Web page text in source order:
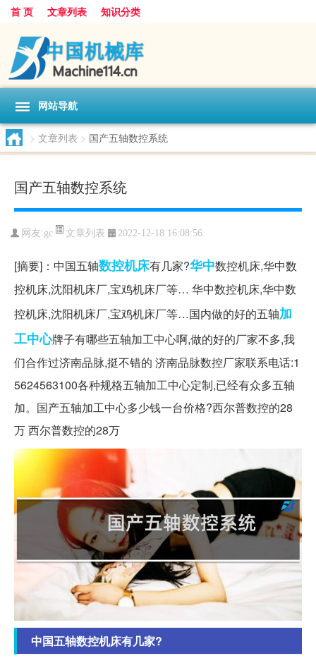
首 页 文章列表 知识分类
网站导航
> 文章列表 > 国产五轴数控系统
国产五轴数控系统
网友:gc 文章列表 2022-12-18 16:08:56
[摘要]：中国五轴数控机床有几家?华中数控机床,华中数
控机床,沈阳机床厂,宝鸡机床厂等… 华中数控机床,华中数
控机床,沈阳机床厂,宝鸡机床厂等…国内做的好的五轴加
工中心牌子有哪些五轴加工中心啊,做的好的厂家不多,我
们合作过济南品脉,挺不错的 济南品脉数控厂家联系电话:1
5624563100各种规格五轴加工中心定制,已经有众多五轴
加。国产五轴加工中心多少钱一台价格?西尔普数控的28
万 西尔普数控的28万
中国五轴数控机床有几家?